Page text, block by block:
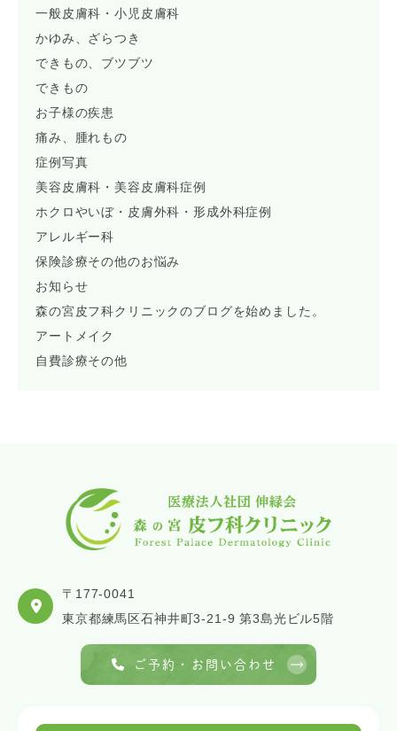
一般皮膚科・小児皮膚科
かゆみ、ざらつき
できもの、ブツブツ
できもの
お子様の疾患
痛み、腫れもの
症例写真
美容皮膚科・美容皮膚科症例
ホクロやいぼ・皮膚外科・形成外科症例
アレルギー科
保険診療その他のお悩み
お知らせ
森の宮皮フ科クリニックのブログを始めました。
アートメイク
自費診療その他
〒177-0041
東京都練馬区石神井町3-21-9 第3島光ビル5階
ご予約・お問い合わせ